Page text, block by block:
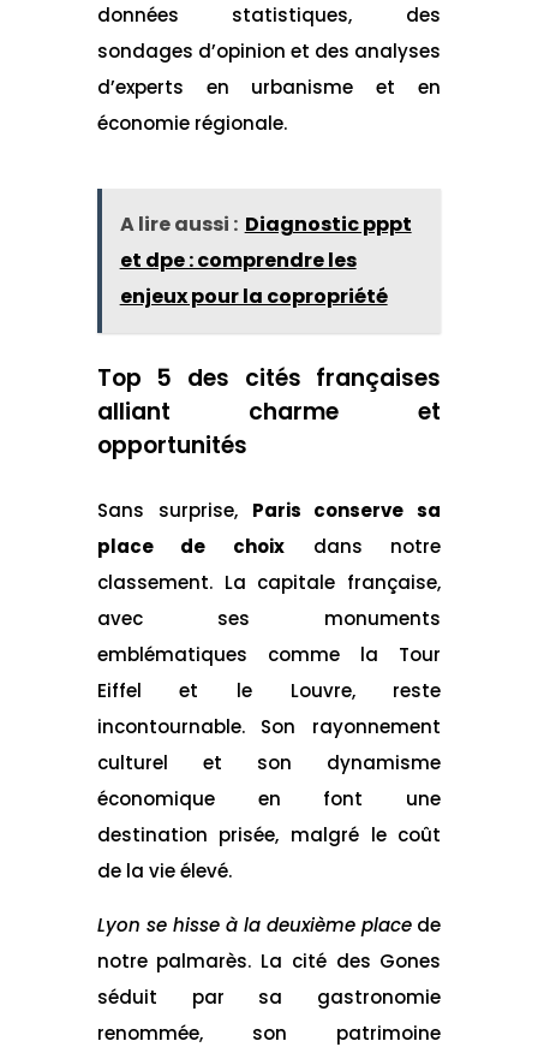
données statistiques, des
sondages d’opinion et des analyses
d’experts en urbanisme et en
économie régionale.
A lire aussi : Diagnostic pppt
et dpe : comprendre les
enjeux pour la copropriété
Top 5 des cités françaises
alliant charme et
opportunités
Sans surprise, Paris conserve sa
place de choix dans notre
classement. La capitale française,
avec ses monuments
emblématiques comme la Tour
Eiffel et le Louvre, reste
incontournable. Son rayonnement
culturel et son dynamisme
économique en font une
destination prisée, malgré le coût
de la vie élevé.
Lyon se hisse à la deuxième place de
notre palmarès. La cité des Gones
séduit par sa gastronomie
renommée, son patrimoine